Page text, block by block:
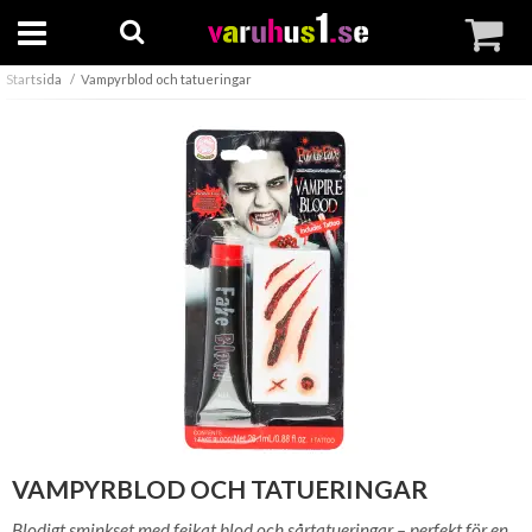
Startsida Vampyrblod och tatueringar
VAMPYRBLOD OCH TATUERINGAR